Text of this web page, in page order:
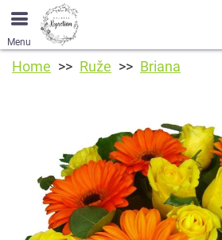
Menu
Home Ruže Briana